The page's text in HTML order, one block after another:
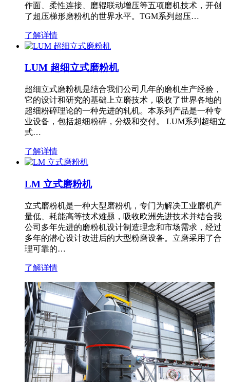
作面、柔性连接、磨辊联动增压等五项磨机技术，开创
了超压梯形磨粉机的世界水平。TGM系列超压…
了解详情
LUM 超细立式磨粉机
超细立式磨粉机是结合我们公司几年的磨机生产经验，
它的设计和研究的基础上立磨技术，吸收了世界各地的
超细粉碎理论的一种先进的轧机。本系列产品是一种专
业设备，包括超细粉碎，分级和交付。 LUM系列超细立
式…
了解详情
LM 立式磨粉机
立式磨粉机是一种大型磨粉机，专门为解决工业磨机产
量低、耗能高等技术难题，吸收欧洲先进技术并结合我
公司多年先进的磨粉机设计制造理念和市场需求，经过
多年的潜心设计改进后的大型粉磨设备。立磨采用了合
理可靠的…
了解详情